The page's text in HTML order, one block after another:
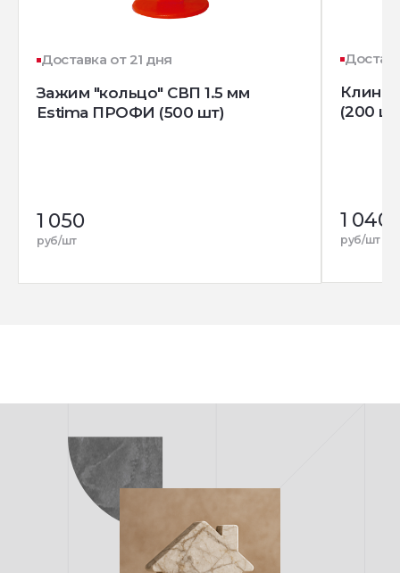
Доставка от 21 дня
Зажим "кольцо" СВП 1.5 мм
Estima ПРОФИ (500 шт)
1 050
руб/шт
Клин
(200
1 040
руб/шт